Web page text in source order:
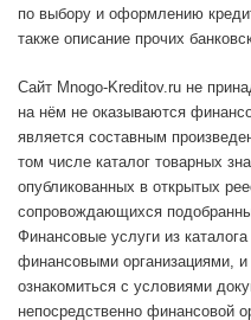
по выбору и оформлению
также описание прочих
Сайт Mnogo-Kreditov.ru не
на нём не оказываются
является составным
том числе каталог товарных
опубликованных в открытых
сопровождающихся
Финансовые услуги из
финансовыми организациями,
ознакомиться с условиями
непосредственно финансовой